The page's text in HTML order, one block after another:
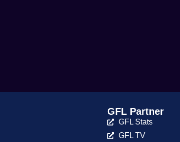
GFL Partner
GFL Stats
GFL TV